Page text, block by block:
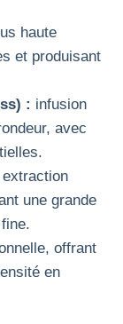
haute
et produisant
: infusion
avec
extraction
une grande
offrant
en